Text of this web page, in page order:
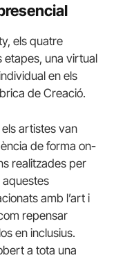
els quatre
etapes, una virtual
en els
de Creació.
artistes van
de forma on-
realitzades per
aquestes
amb l’art i
repensar
en inclusius.
a tota una